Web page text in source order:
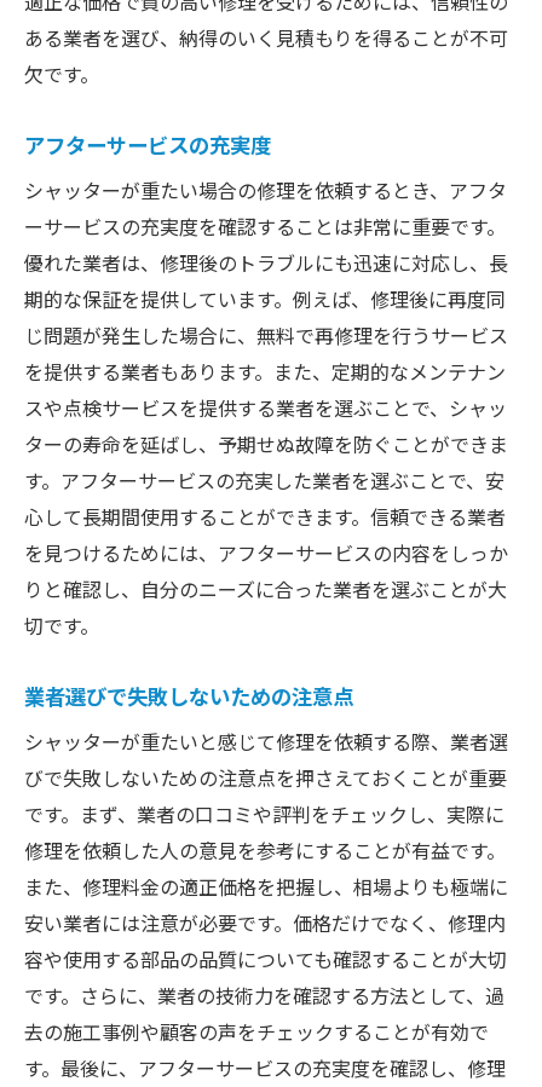
ある業者を選び、納得のいく見積もりを得ることが不可
欠です。
アフターサービスの充実度
シャッターが重たい場合の修理を依頼するとき、アフタ
ーサービスの充実度を確認することは非常に重要です。
優れた業者は、修理後のトラブルにも迅速に対応し、長
期的な保証を提供しています。例えば、修理後に再度同
じ問題が発生した場合に、無料で再修理を行うサービス
を提供する業者もあります。また、定期的なメンテナン
スや点検サービスを提供する業者を選ぶことで、シャッ
ターの寿命を延ばし、予期せぬ故障を防ぐことができま
す。アフターサービスの充実した業者を選ぶことで、安
心して長期間使用することができます。信頼できる業者
を見つけるためには、アフターサービスの内容をしっか
りと確認し、自分のニーズに合った業者を選ぶことが大
切です。
業者選びで失敗しないための注意点
シャッターが重たいと感じて修理を依頼する際、業者選
びで失敗しないための注意点を押さえておくことが重要
です。まず、業者の口コミや評判をチェックし、実際に
修理を依頼した人の意見を参考にすることが有益です。
また、修理料金の適正価格を把握し、相場よりも極端に
安い業者には注意が必要です。価格だけでなく、修理内
容や使用する部品の品質についても確認することが大切
です。さらに、業者の技術力を確認する方法として、過
去の施工事例や顧客の声をチェックすることが有効で
す。最後に、アフターサービスの充実度を確認し、修理